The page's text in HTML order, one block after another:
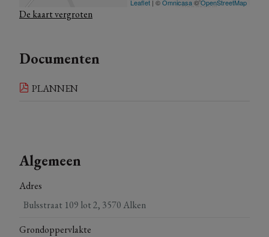
vormen. Contacteer ons voor meer info of een vrijblijvende
kennismaking.
De kaart vergroten
Documenten
PLANNEN
Algemeen
Adres
Bulsstraat 109 lot 2, 3570 Alken
Grondoppervlakte